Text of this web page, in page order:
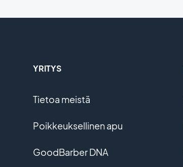
YRITYS
Tietoa meistä
Poikkeuksellinen apu
GoodBarber DNA